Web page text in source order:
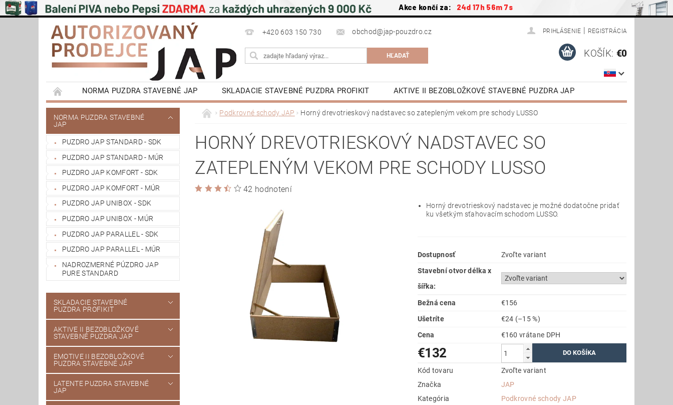
Akce končí za: 24d 17h 56m 7s
+420 603 150 730 obchod@jap-pouzdro.cz PRIHLÁSENIE REGISTRÁCIA
KOŠÍK: €0
NORMA PUZDRA STAVEBNÉ JAP SKLADACIE STAVEBNÉ PUZDRA PROFIKIT
AKTIVE II BEZOBLOŽKOVÉ STAVEBNÉ PUZDRA JAP
EMOTIVE II BEZOBLOŽKOVÉ PUZDRA STAVEBNÉ JAP
LATENTE PUZDRA STAVEBNÉ JAP PRÍSLUŠENSTVO
PODKROVNÉ SCHODY JAP
POSUVNÉ SYSTÉMY NA STENU A DO STROPU
VÝPRODEJ
OBCHODNÍ PODMÍNKY OCHRANA OSOBNÍCH ÚDAJŮ NAPÍŠTE NÁM NA STIAHNUTIE
VIDEONÁVODY
REFERENCIE ZÁKAZNÍKOV
NAŠE POBOČKY KONTAKTY
NORMA PUZDRA STAVEBNÉ
JAP
PUZDRO JAP STANDARD - SDK
PUZDRO JAP STANDARD - MÚR
PUZDRO JAP KOMFORT - SDK
PUZDRO JAP KOMFORT - MÚR
PUZDRO JAP UNIBOX - SDK
PUZDRO JAP UNIBOX - MÚR
PUZDRO JAP PARALLEL - SDK
PUZDRO JAP PARALLEL - MÚR
NADROZMERNÉ PÚZDRO JAP
PURE STANDARD
SKLADACIE STAVEBNÉ
PUZDRA PROFIKIT
AKTIVE II BEZOBLOŽKOVÉ
STAVEBNÉ PUZDRA JAP
EMOTIVE II BEZOBLOŽKOVÉ
PUZDRA STAVEBNÉ JAP
LATENTE PUZDRA STAVEBNÉ
JAP
Podkrovné schody JAP Horný drevotrieskový nadstavec so zatepleným vekom pre schody LUSSO
HORNÝ DREVOTRIESKOVÝ NADSTAVEC SO
ZATEPLENÝM VEKOM PRE SCHODY LUSSO
42 hodnotení
Horný drevotrieskový nadstavec je možné dodatočne pridať
ku všetkým sťahovacím schodom LUSSO.
Dostupnosť
Zvoľte variant
Stavební otvor délka x
šířka:
Bežná cena
€156
Ušetríte
€24 (–15 %)
Cena
€160 vrátane DPH
€132
Kód tovaru
Zvoľte variant
Značka
JAP
Kategória
Podkrovné schody JAP